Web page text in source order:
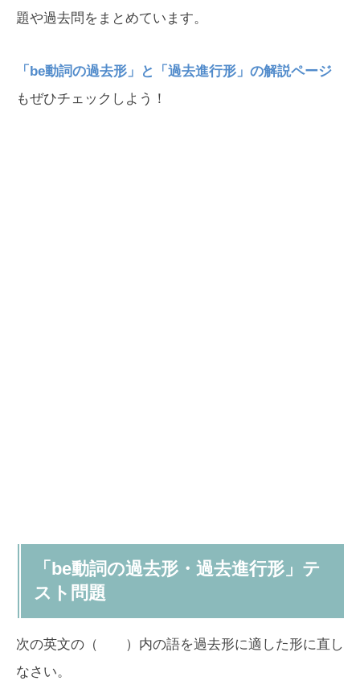
題や過去問をまとめています。
「be動詞の過去形」と「過去進行形」の解説ページ
もぜひチェックしよう！
「be動詞の過去形・過去進行形」テ
スト問題
次の英文の（ ）内の語を過去形に適した形に直し
なさい。